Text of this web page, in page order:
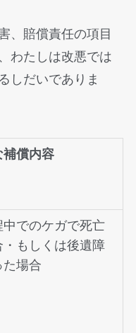
、賠償責任の項目
わたしは改悪では
しだいでありま
補償内容
中でのケガで死亡
・もしくは後遺障
た場合